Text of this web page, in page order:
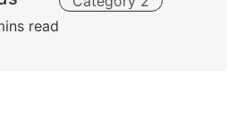
read